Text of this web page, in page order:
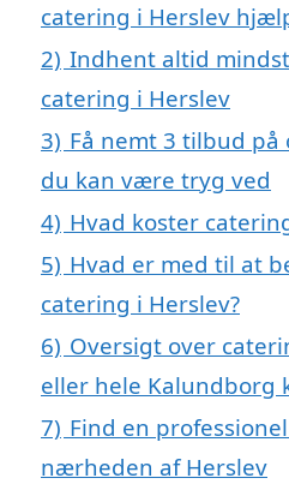
catering i Herslev
2) Indhent altid
catering i Herslev
3) Få nemt 3 tilbud på
du kan være tryg ved
4) Hvad koster
5) Hvad er med til at
catering i Herslev?
6) Oversigt over
eller hele Kalundborg
7) Find en
nærheden af Herslev